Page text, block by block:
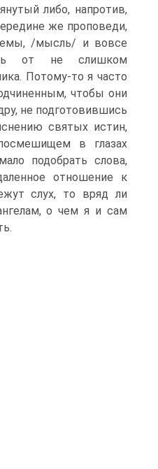
либо, напротив,
же проповеди,
/мысль/ и вовсе
от не слишком
Потому-то я часто
чтобы они
не подготовившись
святых истин,
в глазах
подобрать слова,
отношение к
слух, то вряд ли
о чем я и сам